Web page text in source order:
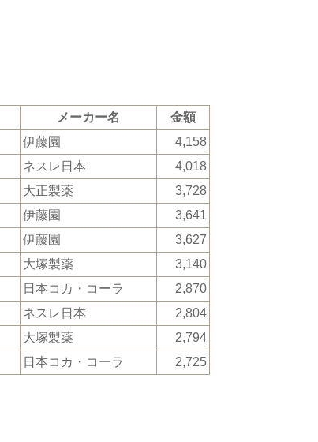
メーカー名
金額
伊藤園
4,158
ネスレ日本
4,018
大正製薬
3,728
伊藤園
3,641
伊藤園
3,627
大塚製薬
3,140
日本コカ・コーラ
2,870
ネスレ日本
2,804
大塚製薬
2,794
日本コカ・コーラ 2,725